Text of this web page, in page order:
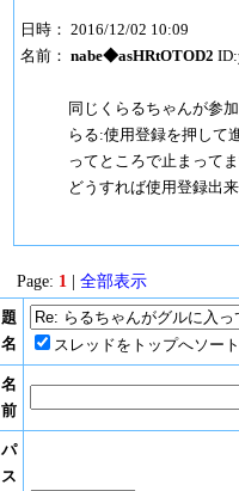
日時： 2016/12/02 10:09
名前： nabe◆asHRtOTOD2
同じくらるちゃんが参
らる:使用登録を押して
ってところで止まって
どうすれば使用登録出
Page: 1 | 全部表示
題
名
スレッドをトップへソート
名
前
パ
ス